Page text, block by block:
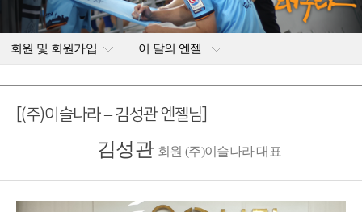
회원 및 회원가입 이 달의 엔젤
[(주)이슬나라 – 김성관 엔젤님]
김성관 회원 (주)이슬나라 대표